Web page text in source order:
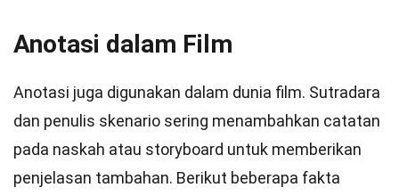
Anotasi dalam Film
Anotasi juga digunakan dalam dunia film. Sutradara
dan penulis skenario sering menambahkan catatan
pada naskah atau storyboard untuk memberikan
penjelasan tambahan. Berikut beberapa fakta